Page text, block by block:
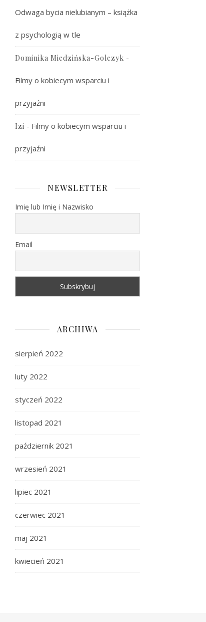
Odwaga bycia nielubianym – książka
z psychologią w tle
Dominika Miedzińska-Golczyk -
Filmy o kobiecym wsparciu i
przyjaźni
Izi - Filmy o kobiecym wsparciu i
przyjaźni
NEWSLETTER
Imię lub Imię i Nazwisko
Email
ARCHIWA
sierpień 2022
luty 2022
styczeń 2022
listopad 2021
październik 2021
wrzesień 2021
lipiec 2021
czerwiec 2021
maj 2021
kwiecień 2021